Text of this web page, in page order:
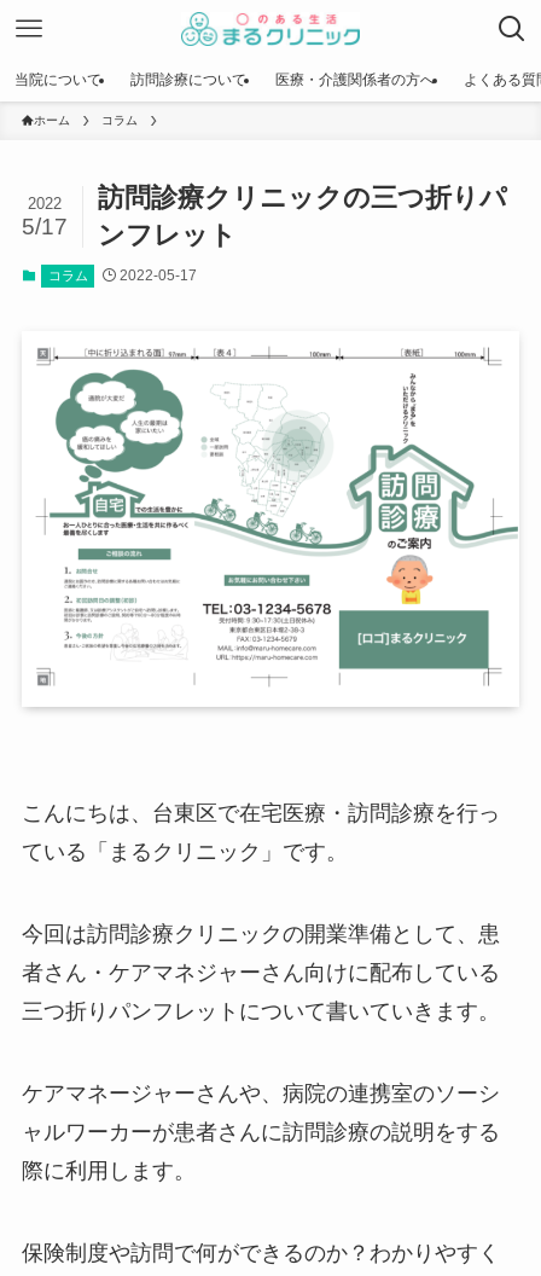
当院について 訪問診療について 医療・介護関係者の方へ よくある質
ホーム コラム
訪問診療クリニックの三つ折りパ
ンフレット
2022
5/17
コラム 2022-05-17
こんにちは、台東区で在宅医療・訪問診療を行っ
ている「まるクリニック」です。
今回は訪問診療クリニックの開業準備として、患
者さん・ケアマネジャーさん向けに配布している
三つ折りパンフレットについて書いていきます。
ケアマネージャーさんや、病院の連携室のソーシ
ャルワーカーが患者さんに訪問診療の説明をする
際に利用します。
保険制度や訪問で何ができるのか？わかりやすく